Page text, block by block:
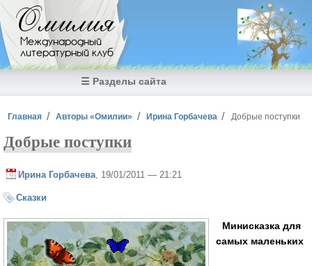
Перейти к основному содержанию
Омилия
Международный
литературный клуб
☰ Разделы сайта
Вы здесь
Главная Авторы «Омилии» Ирина Горбачева Добрые поступки
Добрые поступки
Ирина Горбачева , 19/01/2011 — 21:21
Сказки
Минисказка для
самых маленьких